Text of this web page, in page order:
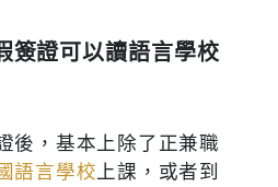
簽證可以讀語言學校
後，基本上除了正兼職
語言學校 上課，或者到